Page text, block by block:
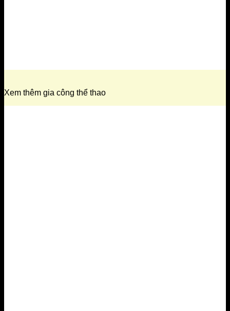
Xem thêm gia công thể thao